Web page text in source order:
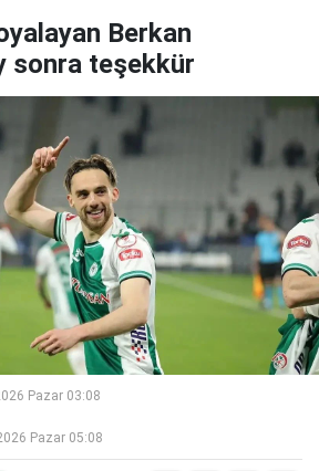
Berkan
sonra teşekkür
Pazar 03:08
Pazar 05:08